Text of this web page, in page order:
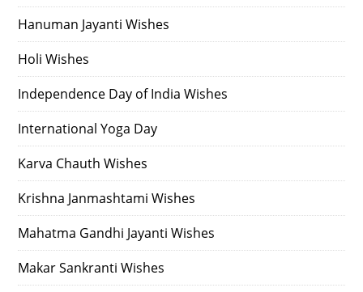
Hanuman Jayanti Wishes
Holi Wishes
Independence Day of India Wishes
International Yoga Day
Karva Chauth Wishes
Krishna Janmashtami Wishes
Mahatma Gandhi Jayanti Wishes
Makar Sankranti Wishes